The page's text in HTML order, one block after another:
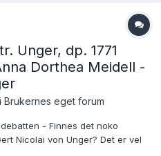
Unger, dp. 1771
Dorthea Meidell -
Brukernes eget forum
- Finnes det noko
Nicolai von Unger? Det er vel